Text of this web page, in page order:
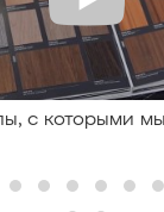
с которыми